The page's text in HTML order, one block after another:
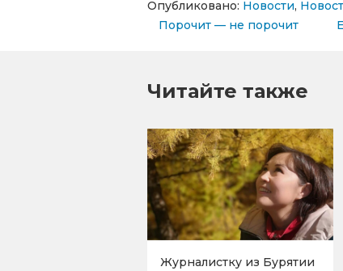
Опубликовано: Новости,
Навигация по
Порочит — не порочит
Читайте также
Журналистку из Бурятии